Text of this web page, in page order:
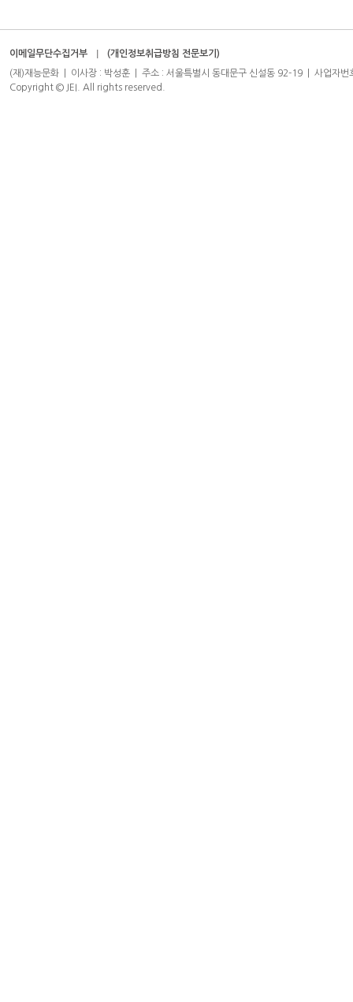
이메일무단수집거부 (개인정보취급방침 전문보기)
(재)재능문화 | 이사장 : 박성훈 | 주소 : 서울특별시 동대문구 신설동 92-19 | 사
Copyright © JEI. All rights reserved.